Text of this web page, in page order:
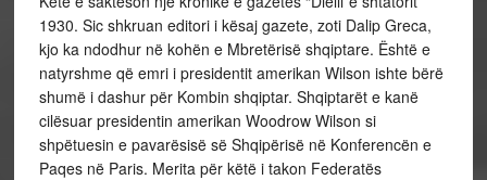
1930. Sic shkruan editori i kësaj gazete, zoti Dalip Greca,
kjo ka ndodhur në kohën e Mbretërisë shqiptare. Është e
natyrshme që emri i presidentit amerikan Wilson ishte bërë
shumë i dashur për Kombin shqiptar. Shqiptarët e kanë
cilësuar presidentin amerikan Woodrow Wilson si
shpëtuesin e pavarësisë së Shqipërisë në Konferencën e
Paqes në Paris. Merita për këtë i takon Federatës